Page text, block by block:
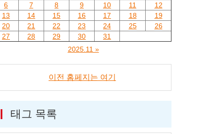
6
7 8 9 10 11
12
13
14 15 16 17 18
19
20
21 22 23 24 25
26
27
28 29 30
31
2025.11 »
이전 홈페지는 여기
태그 목록